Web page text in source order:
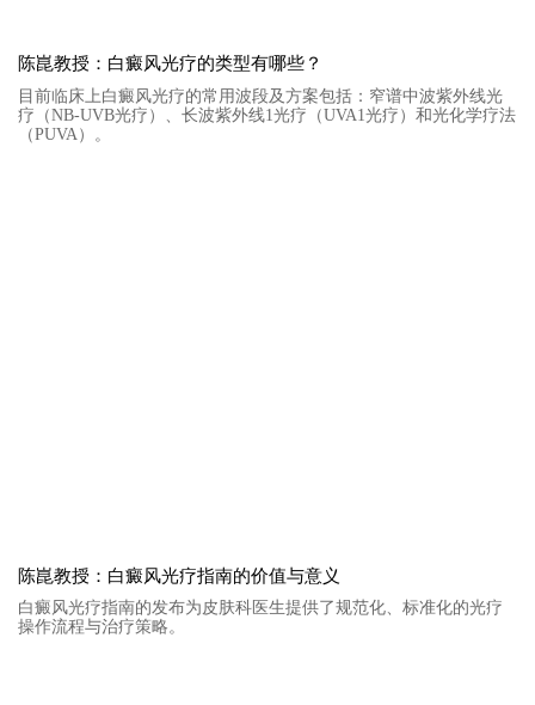
陈崑教授：白癜风光疗的类型有哪些？
目前临床上白癜风光疗的常用波段及方案包括：窄谱中波紫外线光
疗（NB-UVB光疗）、长波紫外线1光疗（UVA1光疗）和光化学疗法
（PUVA）。
陈崑教授：白癜风光疗指南的价值与意义
白癜风光疗指南的发布为皮肤科医生提供了规范化、标准化的光疗
操作流程与治疗策略。